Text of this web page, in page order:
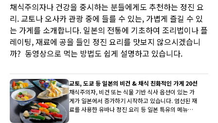
채식주의자나 건강을 중시하는 분들에게도 추천하는 정진 요
리. 교토나 오사카 관광 중에 들를 수 있는, 가볍게 즐길 수 있
는 가게를 소개합니다. 일본의 전통에 기초하여 조리법이나 플
레이팅, 재료에 공을 들인 정진 요리를 맛보지 않으시겠습니
까? 동영상으로 먹는 방법도 쉽게 설명하고 있습니다.
교토, 도쿄 등 일본의 비건 & 채식 친화적인 가게 20선
채식주의자, 비건 또는 식물 기반 식사 옵션이 있는 가
게가 일본에서 증가하기 시작하고 있습니다. 엄선된 재
료를 사용한 유바나 정진 요리 등 일본 특유의 메뉴는